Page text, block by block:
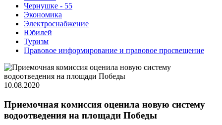
Чернушке - 55
Экономика
Электроснабжение
Юбилей
Туризм
Правовое информирование и правовое просвещение
10.08.2020
Приемочная комиссия оценила новую систему
водоотведения на площади Победы